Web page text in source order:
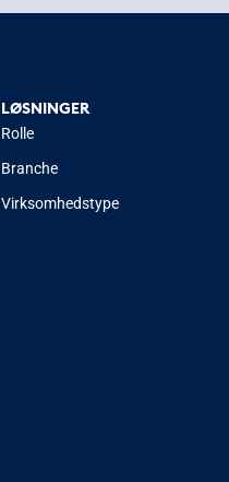
LØSNINGER
Rolle
Branche
Virksomhedstype